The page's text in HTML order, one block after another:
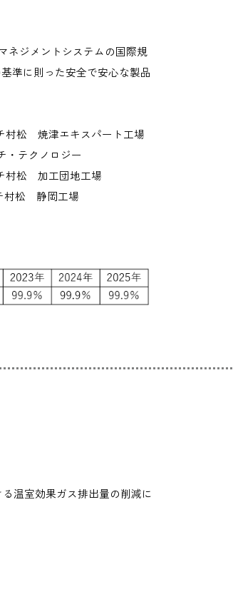
ネジメントシステムの国際規
準に則った安全で安心な製品
松 焼津エキスパート工場
テクノロジー
松 加工団地工場
松 静岡工場
温室効果ガス排出量の削減に